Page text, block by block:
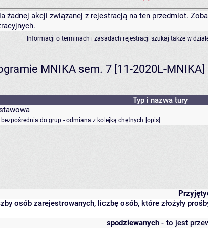
żadnej akcji związanej z rejestracją na ten przedmiot.
Informacji o terminach i zasadach rejestracji szukaj także w
MNIKA sem. 7 [11-2020L-MNIKA]
Typ i nazwa tury
bezpośrednia do grup - odmiana z kolejką chętnych [opis]
osób zarejestrowanych, liczbę osób, które złożyły
spodziewanych - to jest